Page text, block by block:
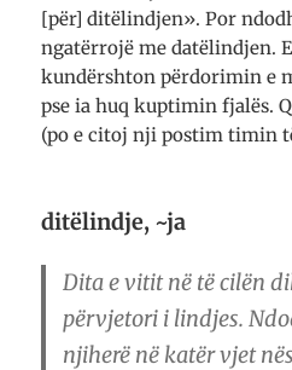
[për] ditëlindjen». Por
ngatërrojë me datëlindjen.
kundërshton përdorimin e
pse ia huq kuptimin fjalës.
(po e citoj nji postim timin
ditëlindje, ~ja
Dita e vitit në të cilën
përvjetori i lindjes.
njiherë në katër vjet